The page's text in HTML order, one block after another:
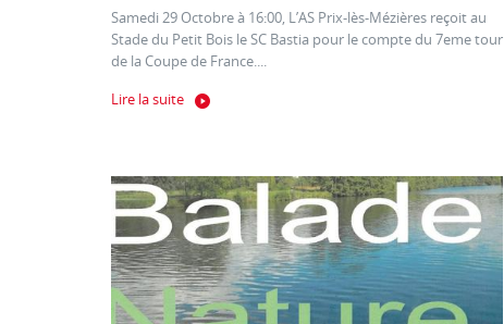
Samedi 29 Octobre à 16:00, L’AS Prix-lès-Mézières reçoit au
Stade du Petit Bois le SC Bastia pour le compte du 7eme tour
de la Coupe de France....
Lire la suite